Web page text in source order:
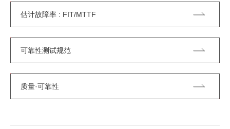
估计故障率 : FIT/MTTF
可靠性测试规范
质量·可靠性